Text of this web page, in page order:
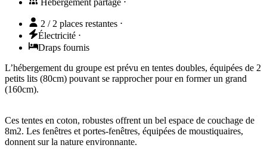
Hébergement partagé ⋅
2 / 2 places restantes ⋅
Électricité ⋅
Draps fournis
L’hébergement du groupe est prévu en tentes doubles, équipées de 2
petits lits (80cm) pouvant se rapprocher pour en former un grand
(160cm).
Ces tentes en coton, robustes offrent un bel espace de couchage de
8m2. Les fenêtres et portes-fenêtres, équipées de moustiquaires,
donnent sur la nature environnante.